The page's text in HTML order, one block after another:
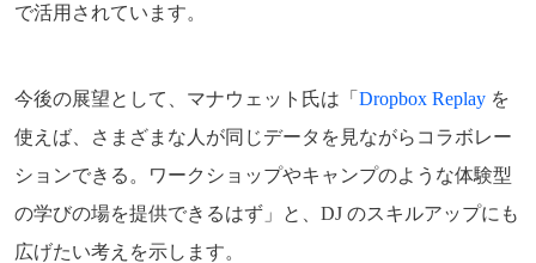
で活用されています。
今後の展望として、マナウェット氏は「 Dropbox Replay を
使えば、さまざまな人が同じデータを見ながらコラボレー
ションできる。ワークショップやキャンプのような体験型
の学びの場を提供できるはず」と、DJ のスキルアップにも
広げたい考えを示します。